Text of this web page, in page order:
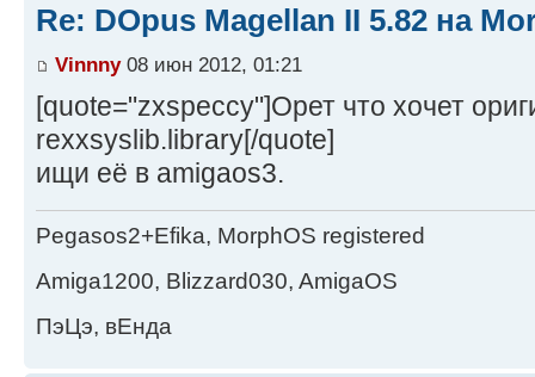
Re: DOpus Magellan II 5.82 на
Vinnny08 июн 2012, 01:21
[quote="zxspeccy"]Орет что хочет
rexxsyslib.library[/quote]
ищи её в amigaos3.
Pegasos2+Efika, MorphOS registered
Amiga1200, Blizzard030, AmigaOS
ПэЦэ, вЕнда